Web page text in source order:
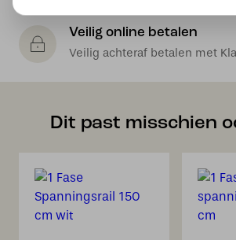
Veilig online betalen
Veilig achteraf betalen met
Dit past misschien